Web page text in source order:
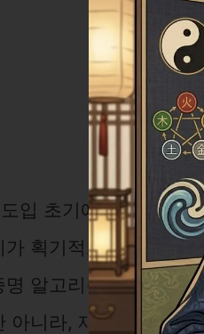
입 초기에는 높은 에
가 획기적으로 개선되
명 알고리즘이 도입되
아니라, 재생 가능한